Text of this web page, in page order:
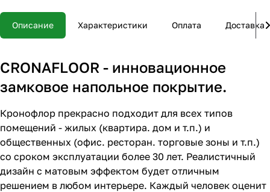
Описание Характеристики Оплата Доставка
CRONAFLOOR - инновационное
замковое напольное покрытие.
Кронофлор прекрасно подходит для всех типов
помещений - жилых (квартира. дом и т.п.) и
общественных (офис. ресторан. торговые зоны и т.п.)
со сроком эксплуатации более 30 лет. Реалистичный
дизайн с матовым эффектом будет отличным
решением в любом интерьере. Каждый человек оценит